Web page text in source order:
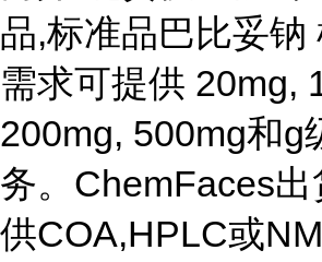
品,标准品巴比妥钠
需求可提供 20mg,
200mg, 500mg和g
务。ChemFaces出
供COA,HPLC或